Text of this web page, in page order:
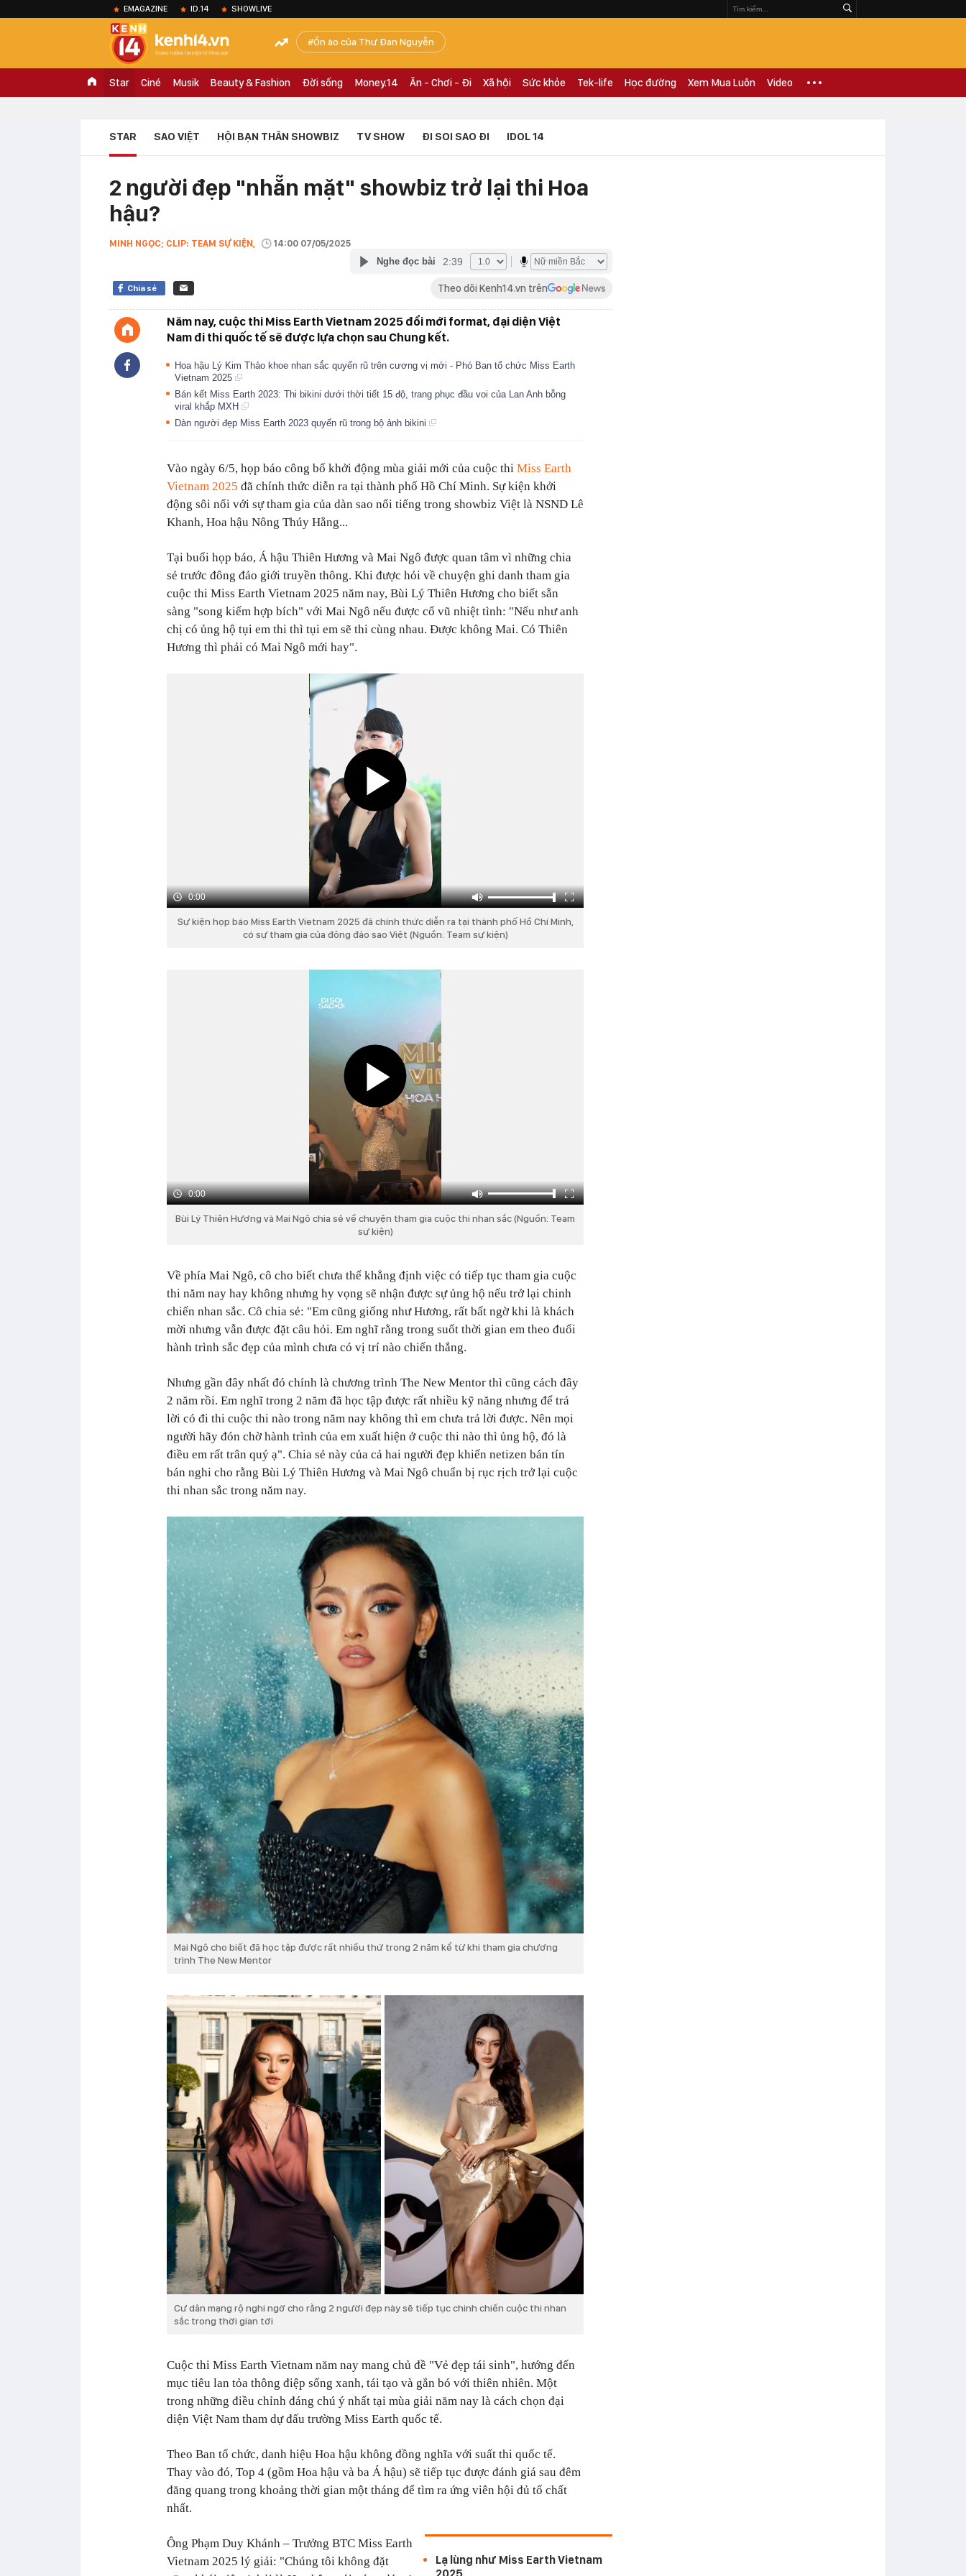
EMAGAZINE ID.14 SHOWLIVE
Ồn ào của Thư Đan Nguyễn
Star Ciné Musik Beauty & Fashion Đời sống Money.14 Ăn - Chơi - Đi Xã hội Sức khỏe Tek-life Học đường Xem Mua Luôn Video
STAR SAO VIỆT HỘI BẠN THÂN SHOWBIZ TV SHOW ĐI SOI SAO ĐI IDOL 14
2 người đẹp "nhẵn mặt" showbiz trở lại thi Hoa
hậu?
MINH NGỌC; CLIP: TEAM SỰ KIỆN,
14:00 07/05/2025
Nghe đọc bài
2:39
Chia sẻ Theo dõi Kenh14.vn trên
Năm nay, cuộc thi Miss Earth Vietnam 2025 đổi mới format, đại diện Việt
Nam đi thi quốc tế sẽ được lựa chọn sau Chung kết.
Hoa hậu Lý Kim Thảo khoe nhan sắc quyến rũ trên cương vị mới - Phó Ban tổ chức Miss Earth
Vietnam 2025
Bán kết Miss Earth 2023: Thi bikini dưới thời tiết 15 độ, trang phục đầu voi của Lan Anh bỗng
viral khắp MXH
Dàn người đẹp Miss Earth 2023 quyến rũ trong bộ ảnh bikini
Vào ngày 6/5, họp báo công bố khởi động mùa giải mới của cuộc thi Miss Earth
Vietnam 2025 đã chính thức diễn ra tại thành phố Hồ Chí Minh. Sự kiện khởi
động sôi nổi với sự tham gia của dàn sao nổi tiếng trong showbiz Việt là NSND Lê
Khanh, Hoa hậu Nông Thúy Hằng...
Tại buổi họp báo, Á hậu Thiên Hương và Mai Ngô được quan tâm vì những chia
sẻ trước đông đảo giới truyền thông. Khi được hỏi về chuyện ghi danh tham gia
cuộc thi Miss Earth Vietnam 2025 năm nay, Bùi Lý Thiên Hương cho biết sẵn
sàng "song kiếm hợp bích" với Mai Ngô nếu được cổ vũ nhiệt tình: "Nếu như anh
chị có ủng hộ tụi em thi thì tụi em sẽ thi cùng nhau. Được không Mai. Có Thiên
Hương thì phải có Mai Ngô mới hay".
0:00
Sự kiện họp báo Miss Earth Vietnam 2025 đã chính thức diễn ra tại thành phố Hồ Chí Minh,
có sự tham gia của đông đảo sao Việt (Nguồn: Team sự kiện)
0:00
Bùi Lý Thiên Hương và Mai Ngô chia sẻ về chuyện tham gia cuộc thi nhan sắc (Nguồn: Team
sự kiện)
Về phía Mai Ngô, cô cho biết chưa thể khẳng định việc có tiếp tục tham gia cuộc
thi năm nay hay không nhưng hy vọng sẽ nhận được sự ủng hộ nếu trở lại chinh
chiến nhan sắc. Cô chia sẻ: "Em cũng giống như Hương, rất bất ngờ khi là khách
mời nhưng vẫn được đặt câu hỏi. Em nghĩ rằng trong suốt thời gian em theo đuổi
hành trình sắc đẹp của mình chưa có vị trí nào chiến thắng.
Nhưng gần đây nhất đó chính là chương trình The New Mentor thì cũng cách đây
2 năm rồi. Em nghĩ trong 2 năm đã học tập được rất nhiều kỹ năng nhưng để trả
lời có đi thi cuộc thi nào trong năm nay không thì em chưa trả lời được. Nên mọi
người hãy đón chờ hành trình của em xuất hiện ở cuộc thi nào thì ủng hộ, đó là
điều em rất trân quý ạ". Chia sẻ này của cả hai người đẹp khiến netizen bán tín
bán nghi cho rằng Bùi Lý Thiên Hương và Mai Ngô chuẩn bị rục rịch trở lại cuộc
thi nhan sắc trong năm nay.
Mai Ngô cho biết đã học tập được rất nhiều thứ trong 2 năm kể từ khi tham gia chương
trình The New Mentor
Cư dân mạng rộ nghi ngờ cho rằng 2 người đẹp này sẽ tiếp tục chinh chiến cuộc thi nhan
sắc trong thời gian tới
Cuộc thi Miss Earth Vietnam năm nay mang chủ đề "Vẻ đẹp tái sinh", hướng đến
mục tiêu lan tỏa thông điệp sống xanh, tái tạo và gắn bó với thiên nhiên. Một
trong những điều chỉnh đáng chú ý nhất tại mùa giải năm nay là cách chọn đại
diện Việt Nam tham dự đấu trường Miss Earth quốc tế.
Theo Ban tổ chức, danh hiệu Hoa hậu không đồng nghĩa với suất thi quốc tế.
Thay vào đó, Top 4 (gồm Hoa hậu và ba Á hậu) sẽ tiếp tục được đánh giá sau đêm
đăng quang trong khoảng thời gian một tháng để tìm ra ứng viên hội đủ tố chất
nhất.
Lạ lùng như Miss Earth Vietnam
Ông Phạm Duy Khánh – Trưởng BTC Miss Earth
Vietnam 2025 lý giải: "Chúng tôi không đặt